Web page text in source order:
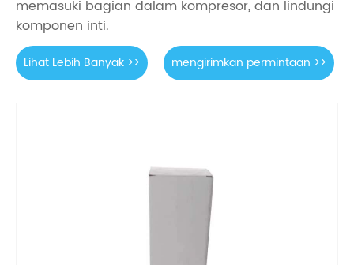
memasuki bagian dalam kompresor, dan lindungi
komponen inti.
Lihat Lebih Banyak >> mengirimkan permintaan >>